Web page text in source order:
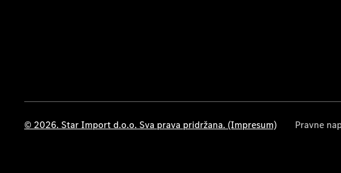
© 2026. Star Import d.o.o. Sva prava pridržana. (Impresum) Pravne